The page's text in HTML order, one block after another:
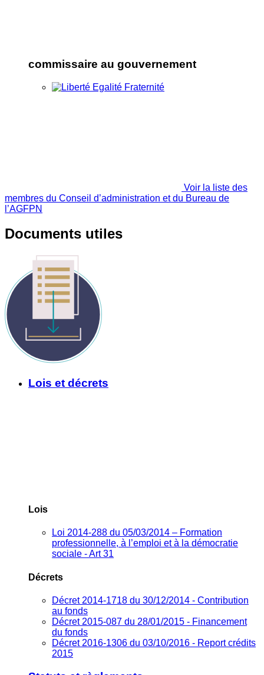
commissaire au gouvernement
Voir la liste des
membres du Conseil d’administration et du Bureau de
l’AGFPN
Documents utiles
Lois et décrets
Lois
Loi 2014-288 du 05/03/2014 – Formation
professionnelle, à l’emploi et à la démocratie
sociale - Art 31
Décrets
Décret 2014-1718 du 30/12/2014 - Contribution
au fonds
Décret 2015-087 du 28/01/2015 - Financement
du fonds
Décret 2016-1306 du 03/10/2016 - Report crédits
2015